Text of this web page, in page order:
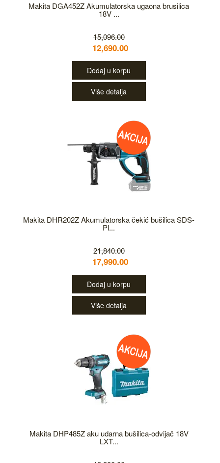
Makita DGA452Z Akumulatorska ugaona brusilica
18V ...
15,096.00
12,690.00
Dodaj u korpu
Više detalja
Makita DHR202Z Akumulatorska čekić bušilica SDS-
Pl...
21,840.00
17,990.00
Dodaj u korpu
Više detalja
Makita DHP485Z aku udarna bušilica-odvijač 18V
LXT...